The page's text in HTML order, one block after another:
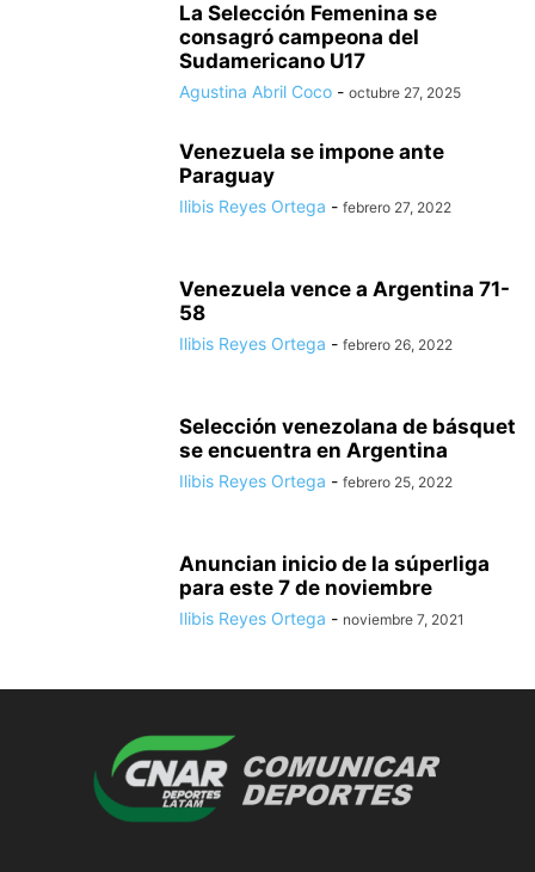
La Selección Femenina se
consagró campeona del
Sudamericano U17
Agustina Abril Coco - octubre 27, 2025
Venezuela se impone ante
Paraguay
Ilibis Reyes Ortega - febrero 27, 2022
Venezuela vence a Argentina 71-
58
Ilibis Reyes Ortega - febrero 26, 2022
Selección venezolana de básquet
se encuentra en Argentina
Ilibis Reyes Ortega - febrero 25, 2022
Anuncian inicio de la súperliga
para este 7 de noviembre
Ilibis Reyes Ortega - noviembre 7, 2021